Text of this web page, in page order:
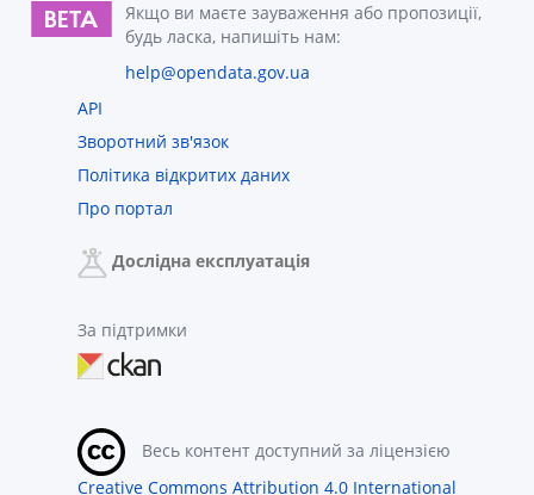
Якщо ви маєте зауваження або пропозиції,
будь ласка, напишіть нам:
help@opendata.gov.ua
API
Зворотний зв'язок
Політика відкритих даних
Про портал
Дослідна експлуатація
За підтримки
Весь контент доступний за ліцензією
Creative Commons Attribution 4.0 International